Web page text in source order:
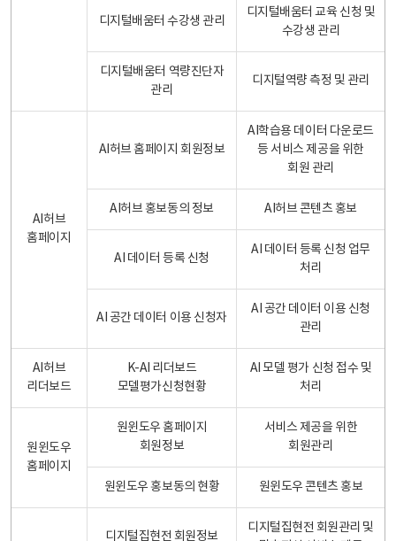
디지털배움터 수강생 관리
디지털배움터 교육 신청 및
수강생 관리
디지털배움터 역량진단자
관리
디지털역량 측정 및 관리
AI허브
홈페이지
AI허브 홈페이지 회원정보
AI학습용 데이터 다운로드
등 서비스 제공을 위한
회원 관리
AI허브 홍보동의 정보 AI허브 콘텐츠 홍보
AI 데이터 등록 신청
AI 데이터 등록 신청 업무
처리
AI 공간 데이터 이용 신청자
AI 공간 데이터 이용 신청
관리
AI허브
리더보드
K-AI 리더보드
모델평가신청현황
AI 모델 평가 신청 접수 및
처리
원윈도우
홈페이지
원윈도우 홈페이지
회원정보
서비스 제공을 위한
회원관리
원윈도우 홍보동의 현황 원윈도우 콘텐츠 홍보
디지털집현전 회원정보
디지털집현전 회원관리 및